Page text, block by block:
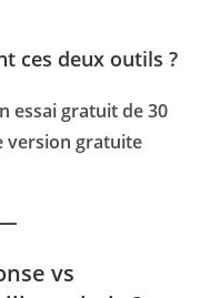
ces deux outils ?
essai gratuit de 30
version gratuite
vs